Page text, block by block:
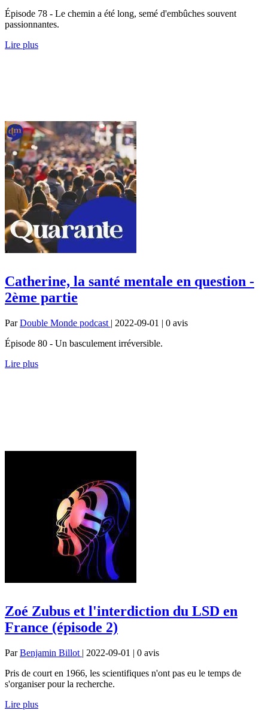
Épisode 78 - Le chemin a été long, semé d'embûches souvent
passionnantes.
Lire plus
Catherine, la santé mentale en question -
2ème partie
ParDouble Monde podcast | 2022-09-01 | 0 avis
Épisode 80 - Un basculement irréversible.
Lire plus
Zoé Zubus et l'interdiction du LSD en
France (épisode 2)
ParBenjamin Billot | 2022-09-01 | 0 avis
Pris de court en 1966, les scientifiques n'ont pas eu le temps de
s'organiser pour la recherche.
Lire plus